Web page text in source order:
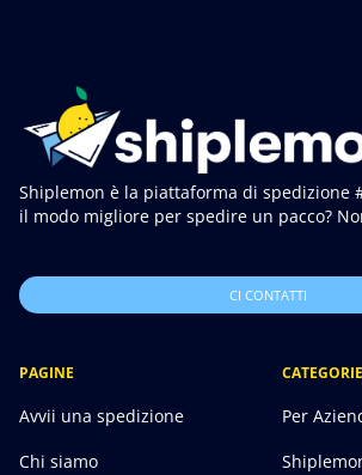
Shiplemon è la piattaforma di spedizione
il modo migliore per spedire un pacco?
CI CONTATTI
PAGINE
Avvii una spedizione
Chi siamo
CATEGORIE
Per